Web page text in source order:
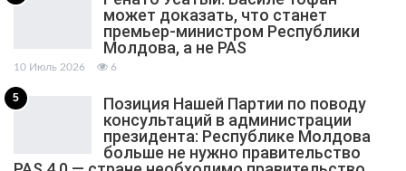
может доказать, что станет
премьер-министром Республики
Молдова, а не PAS
10 Июль 2026 6
5
Позиция Нашей Партии по поводу
консультаций в администрации
президента: Республике Молдова
больше не нужно правительство